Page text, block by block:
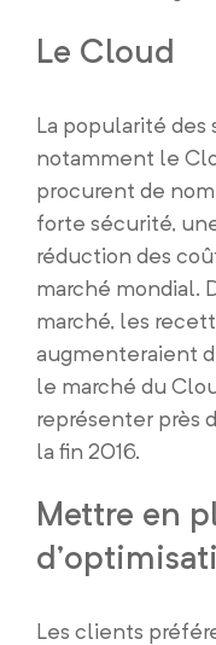
Le Cloud
La popularité des
notamment le
procurent de
forte sécurité,
réduction des
marché mondial.
marché, les
augmenteraient
le marché du
représenter près
la fin 2016.
Mettre en
Les clients